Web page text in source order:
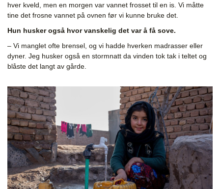
hver kveld, men en morgen var vannet frosset til en is. Vi måtte
tine det frosne vannet på ovnen før vi kunne bruke det.
Hun husker også hvor vanskelig det var å få sove.
– Vi manglet ofte brensel, og vi hadde hverken madrasser eller
dyner. Jeg husker også en stormnatt da vinden tok tak i teltet og
blåste det langt av gårde.